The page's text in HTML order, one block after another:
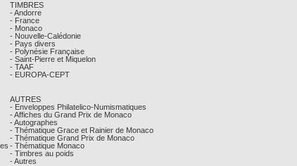
TIMBRES
- Andorre
- France
- Monaco
- Nouvelle-Calédonie
- Pays divers
- Polynésie Française
- Saint-Pierre et Miquelon
- TAAF
- EUROPA-CEPT
AUTRES
- Enveloppes Philatelico-Numismatiques
- Affiches du Grand Prix de Monaco
- Autographes
- Thématique Grace et Rainier de Monaco
- Thématique Grand Prix de Monaco
- Thématique Monaco
- Timbres au poids
- Autres